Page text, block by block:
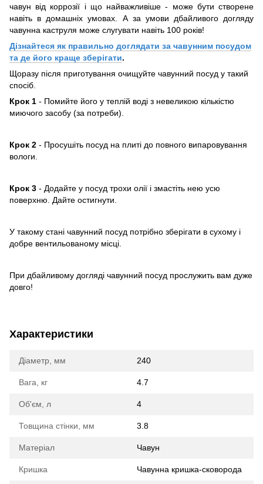
чавун від коррозії і що найважливіше - може бути створене
навіть в домашніх умовах. А за умови дбайливого догляду
чавунна каструля може слугувати навіть 100 років!
Дізнайтеся як правильно доглядати за чавунним посудом
та де його краще зберігати.
Щоразу після приготування очищуйте чавунний посуд у такий
спосіб.
Крок 1 - Помийте його у теплій воді з невеликою кількістю
миючого засобу (за потреби).
Крок 2 - Просушіть посуд на плиті до повного випаровування
вологи.
Крок 3 - Додайте у посуд трохи олії і змастіть нею усю
поверхню. Дайте остигнути.
У такому стані чавунний посуд потрібно зберігати в сухому і
добре вентильованому місці.
При дбайливому догляді чавунний посуд прослужить вам дуже
довго!
Характеристики
Діаметр, мм 240
Вага, кг 4.7
Об'єм, л 4
Товщина стінки, мм 3.8
Матеріал Чавун
Кришка Чавунна кришка-сковорода